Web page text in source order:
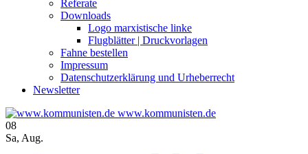
Referate
Downloads
Logo marxistische linke
Flugblätter | Druckvorlagen
Fahne bestellen
Impressum
Datenschutzerklärung und Urheberrecht
Newsletter
www.kommunisten.de
08
Sa, Aug.